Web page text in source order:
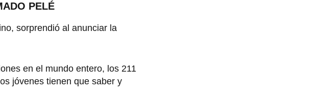
PELÉ
sorprendió al anunciar la
en el mundo entero, los 211
jóvenes tienen que saber y